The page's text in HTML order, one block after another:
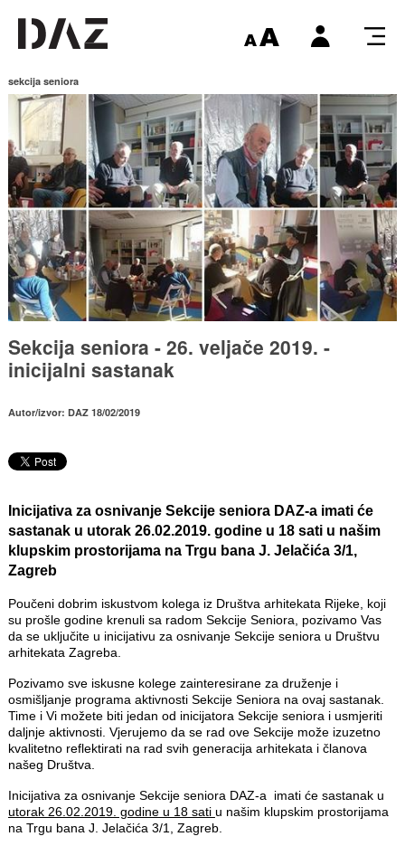
sekcija seniora
Sekcija seniora - 26. veljače 2019. -
inicijalni sastanak
Autor/izvor: DAZ 18/02/2019
Inicijativa za osnivanje Sekcije seniora DAZ-a imati će
sastanak u utorak 26.02.2019. godine u 18 sati u našim
klupskim prostorijama na Trgu bana J. Jelačića 3/1,
Zagreb
Poučeni dobrim iskustvom kolega iz Društva arhitekata Rijeke, koji
su prošle godine krenuli sa radom Sekcije Seniora, pozivamo Vas
da se uključite u inicijativu za osnivanje Sekcije seniora u Društvu
arhitekata Zagreba.
Pozivamo sve iskusne kolege zainteresirane za druženje i
osmišljanje programa aktivnosti Sekcije Seniora na ovaj sastanak.
Time i Vi možete biti jedan od inicijatora Sekcije seniora i usmjeriti
daljnje aktivnosti. Vjerujemo da se rad ove Sekcije može izuzetno
kvalitetno reflektirati na rad svih generacija arhitekata i članova
našeg Društva.
Inicijativa za osnivanje Sekcije seniora DAZ-a imati će sastanak u
utorak 26.02.2019. godine u 18 sati u našim klupskim prostorijama
na Trgu bana J. Jelačića 3/1, Zagreb.